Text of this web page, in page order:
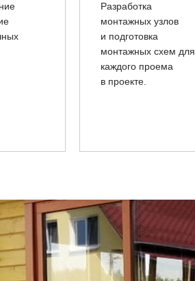
Разработка
монтажных узлов
и подготовка
монтажных схем для
каждого проема
в проекте.